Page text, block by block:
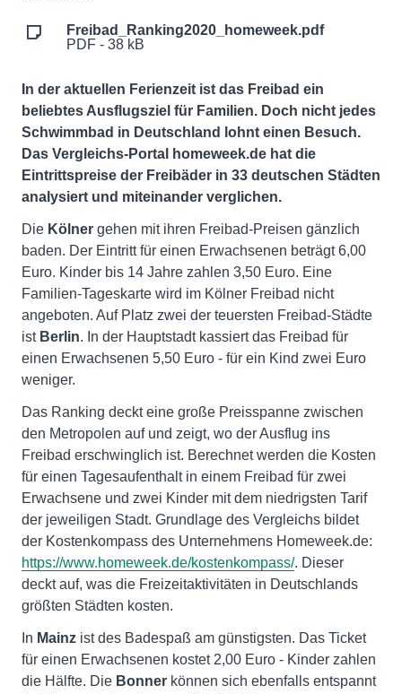
Freibad_Ranking2020_homeweek.pdf
PDF - 38 kB
In der aktuellen Ferienzeit ist das Freibad ein
beliebtes Ausflugsziel für Familien. Doch nicht jedes
Schwimmbad in Deutschland lohnt einen Besuch.
Das Vergleichs-Portal homeweek.de hat die
Eintrittspreise der Freibäder in 33 deutschen Städten
analysiert und miteinander verglichen.
Die Kölner gehen mit ihren Freibad-Preisen gänzlich
baden. Der Eintritt für einen Erwachsenen beträgt 6,00
Euro. Kinder bis 14 Jahre zahlen 3,50 Euro. Eine
Familien-Tageskarte wird im Kölner Freibad nicht
angeboten. Auf Platz zwei der teuersten Freibad-Städte
ist Berlin. In der Hauptstadt kassiert das Freibad für
einen Erwachsenen 5,50 Euro - für ein Kind zwei Euro
weniger.
Das Ranking deckt eine große Preisspanne zwischen
den Metropolen auf und zeigt, wo der Ausflug ins
Freibad erschwinglich ist. Berechnet werden die Kosten
für einen Tagesaufenthalt in einem Freibad für zwei
Erwachsene und zwei Kinder mit dem niedrigsten Tarif
der jeweiligen Stadt. Grundlage des Vergleichs bildet
der Kostenkompass des Unternehmens Homeweek.de:
https://www.homeweek.de/kostenkompass/. Dieser
deckt auf, was die Freizeitaktivitäten in Deutschlands
größten Städten kosten.
In Mainz ist des Badespaß am günstigsten. Das Ticket
für einen Erwachsenen kostet 2,00 Euro - Kinder zahlen
die Hälfte. Die Bonner können sich ebenfalls entspannt